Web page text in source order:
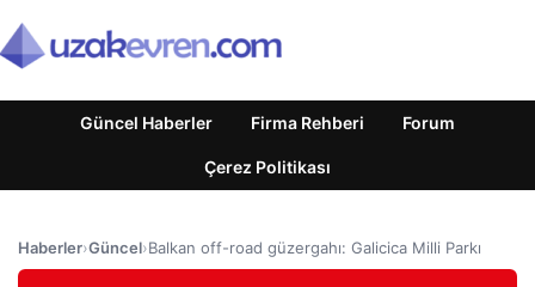
Güncel Haberler Firma Rehberi Forum
Çerez Politikası
Haberler›Güncel›Balkan off-road güzergahı: Galicica Milli Parkı